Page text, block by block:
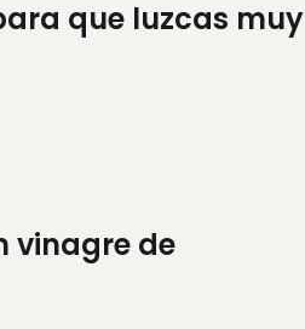
que luzcas muy
vinagre de